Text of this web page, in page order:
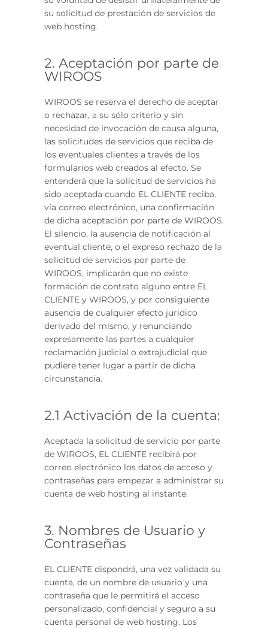
su solicitud de prestación de servicios de
web hosting.
2. Aceptación por parte de
WIROOS
WIROOS se reserva el derecho de aceptar
o rechazar, a su sólo criterio y sin
necesidad de invocación de causa alguna,
las solicitudes de servicios que reciba de
los eventuales clientes a través de los
formularios web creados al efecto. Se
entenderá que la solicitud de servicios ha
sido aceptada cuando EL CLIENTE reciba,
vía correo electrónico, una confirmación
de dicha aceptación por parte de WIROOS.
El silencio, la ausencia de notificación al
eventual cliente, o el expreso rechazo de la
solicitud de servicios por parte de
WIROOS, implicarán que no existe
formación de contrato alguno entre EL
CLIENTE y WIROOS, y por consiguiente
ausencia de cualquier efecto jurídico
derivado del mismo, y renunciando
expresamente las partes a cualquier
reclamación judicial o extrajudicial que
pudiere tener lugar a partir de dicha
circunstancia.
2.1 Activación de la cuenta:
Aceptada la solicitud de servicio por parte
de WIROOS, EL CLIENTE recibirá por
correo electrónico los datos de acceso y
contraseñas para empezar a administrar su
cuenta de web hosting al instante.
3. Nombres de Usuario y
Contraseñas
EL CLIENTE dispondrá, una vez validada su
cuenta, de un nombre de usuario y una
contraseña que le permitirá el acceso
personalizado, confidencial y seguro a su
cuenta personal de web hosting. Los